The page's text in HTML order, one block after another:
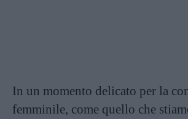
In un momento delicato per la
femminile, come quello che